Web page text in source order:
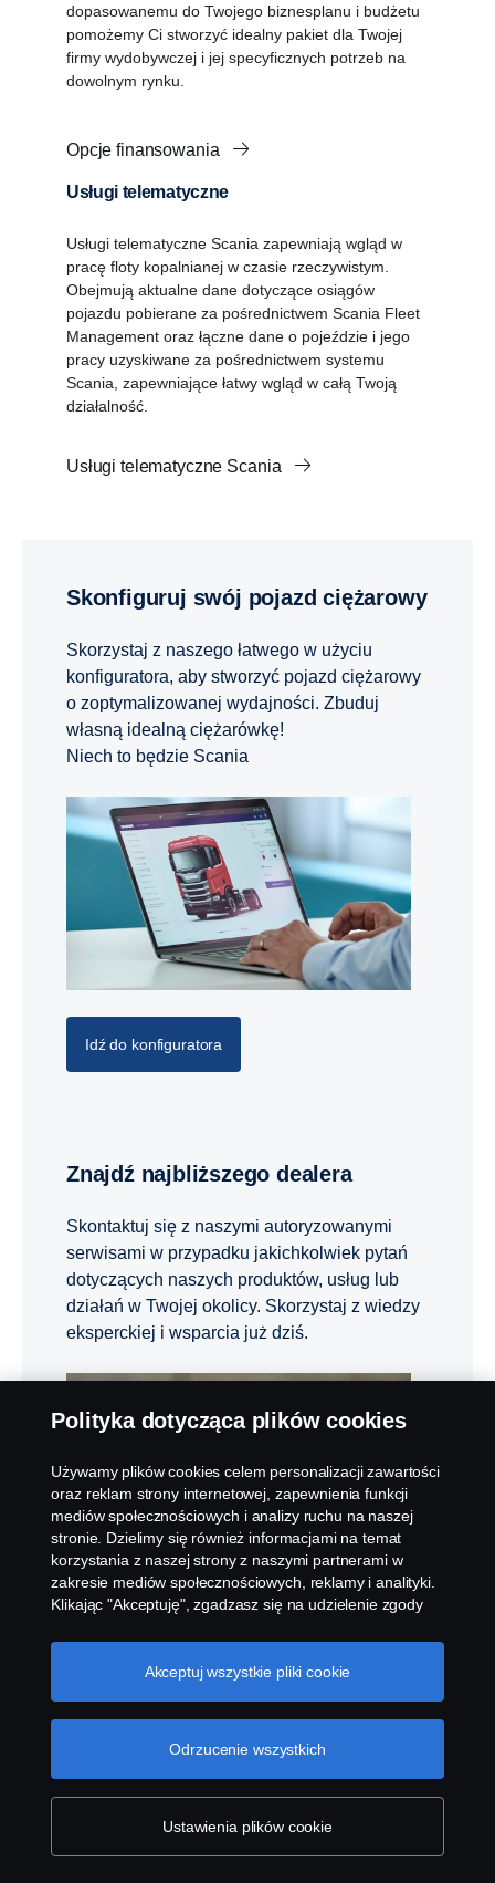
dopasowanemu do Twojego biznesplanu i budżetu
pomożemy Ci stworzyć idealny pakiet dla Twojej
firmy wydobywczej i jej specyficznych potrzeb na
dowolnym rynku.
Opcje finansowania
Usługi telematyczne
Usługi telematyczne Scania zapewniają wgląd w
pracę floty kopalnianej w czasie rzeczywistym.
Obejmują aktualne dane dotyczące osiągów
pojazdu pobierane za pośrednictwem Scania Fleet
Management oraz łączne dane o pojeździe i jego
pracy uzyskiwane za pośrednictwem systemu
Scania, zapewniające łatwy wgląd w całą Twoją
działalność.
Usługi telematyczne Scania
Skonfiguruj swój pojazd ciężarowy
Skorzystaj z naszego łatwego w użyciu
konfiguratora, aby stworzyć pojazd ciężarowy
o zoptymalizowanej wydajności. Zbuduj
własną idealną ciężarówkę!
Niech to będzie Scania
Idź do konfiguratora
Znajdź najbliższego dealera
Skontaktuj się z naszymi autoryzowanymi
serwisami w przypadku jakichkolwiek pytań
dotyczących naszych produktów, usług lub
działań w Twojej okolicy. Skorzystaj z wiedzy
eksperckiej i wsparcia już dziś.
Produkty
Usługi
Polityka dotycząca plików cookies
Używamy plików cookies celem personalizacji zawartości
oraz reklam strony internetowej, zapewnienia funkcji
mediów społecznościowych i analizy ruchu na naszej
stronie. Dzielimy się również informacjami na temat
korzystania z naszej strony z naszymi partnerami w
zakresie mediów społecznościowych, reklamy i analityki.
Klikając "Akceptuję", zgadzasz się na udzielenie zgody
się informacjami. Możesz również zarządzać swoimi
plikami cookies, klikając na "Ustawienia plików cookies" i
sekcję dotyczącą plików cookies, którą można znaleźć
klikając na link poniżej tego tekstu. Cookie policy
Ustawienia plików cookie
Odrzucenie wszystkich
Akceptuj wszystkie pliki cookie